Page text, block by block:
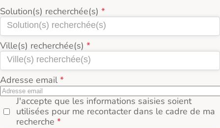
Solution(s) recherchée(s)
Ville(s) recherchée(s)
Adresse email
J'accepte que les informations saisies soient
utilisées pour me recontacter dans le cadre de ma
recherche